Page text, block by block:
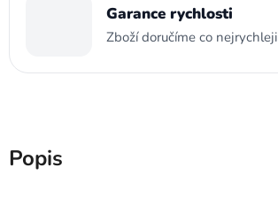
Garance rychlosti
Zboží doručíme co nejrychleji
Popis